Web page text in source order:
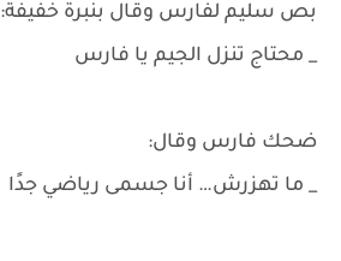
بص سليم لفارس وقال بنبرة خفيفة:
_ محتاج تنزل الجيم يا فارس
ضحك فارس وقال:
_ ما تهزرش… أنا جسمى رياضي جدًا